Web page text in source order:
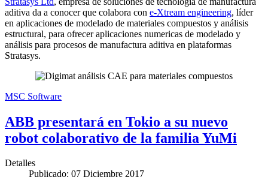
aditiva da a conocer que colabora con e-Xtream engineering, líder
en aplicaciones de modelado de materiales compuestos y análisis
estructural, para ofrecer aplicaciones numericas de modelado y
análisis para procesos de manufactura aditiva en plataformas
Stratasys.
MSC Software
ABB presentará en Tokio a su nuevo
robot colaborativo de la familia YuMi
Detalles
Publicado: 07 Diciembre 2017